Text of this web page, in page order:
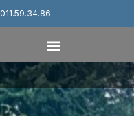
011.59.34.86